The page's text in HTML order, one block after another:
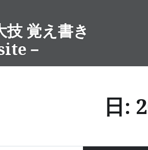
覚え書き
－
日: